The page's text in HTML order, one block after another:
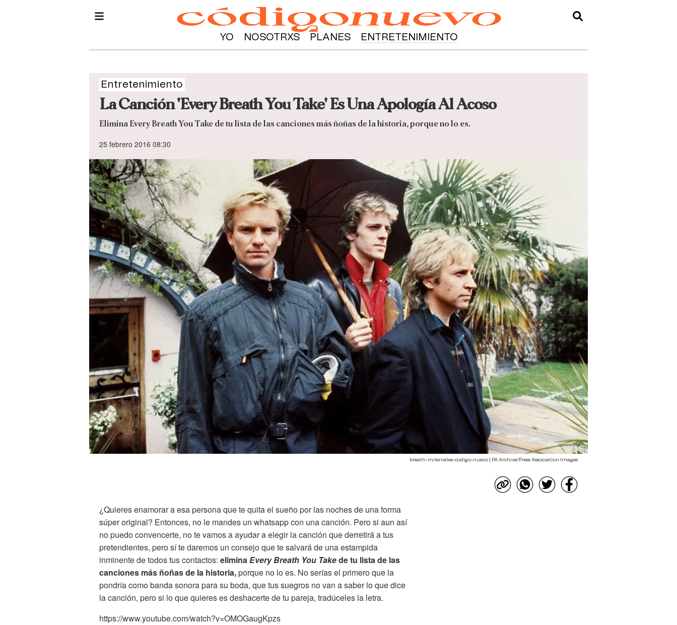
YO NOSOTRXS PLANES ENTRETENIMIENTO
Entretenimiento
La Canción 'Every Breath You Take' Es Una Apología Al Acoso
Elimina Every Breath You Take de tu lista de las canciones más ñoñas de la historia, porque no lo es.
25 febrero 2016 08:30
breath-mileniales-codigo-nuevo | PA Archive/Press Association Images
¿Quieres enamorar a esa persona que te quita el sueño por las noches de una forma
súper original? Entonces, no le mandes un whatsapp con una canción. Pero si aun así
no puedo convencerte, no te vamos a ayudar a elegir la canción que derretirá a tus
pretendientes, pero sí te daremos un consejo que te salvará de una estampida
inminente de todos tus contactos: eliminaEvery Breath You Takede tu lista de las
canciones más ñoñas de la historia,porque no lo es. No serías el primero que la
pondría como banda sonora para su boda, que tus suegros no van a saber lo que dice
la canción, pero si lo que quieres es deshacerte de tu pareja, tradúceles la letra.
https://www.youtube.com/watch?v=OMOGaugKpzs